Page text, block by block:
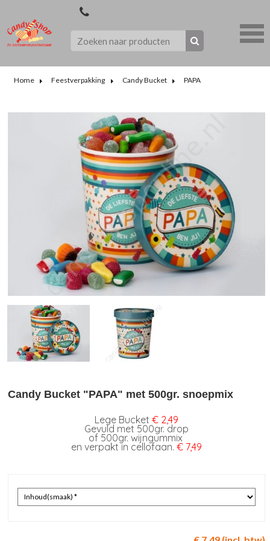
Home Feestverpakking Candy Bucket PAPA
Candy Bucket "PAPA" met 500gr. snoepmix
Lege Bucket€ 2,49
Gevuld met 500gr. drop
of 500gr. wijngummix
en verpakt in cellofaan.€ 7,49